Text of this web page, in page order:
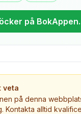
på
veta
på denna
Kontakta alltid